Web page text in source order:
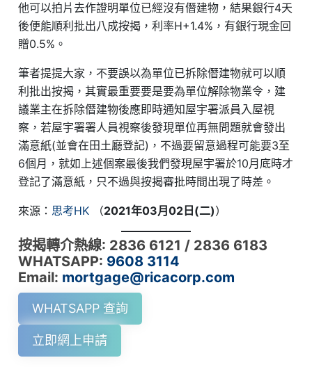
他可以拍片去作證明單位已經沒有僭建物，結果銀行4天
後便能順利批出八成按揭，利率H+1.4%，有銀行現金回
贈0.5%。
筆者提提大家，不要誤以為單位已拆除僭建物就可以順
利批出按揭，其實最重要要是要為單位解除物業令，建
議業主在拆除僭建物後應即時通知屋宇署派員入屋視
察，若屋宇署署人員視察後發現單位再無問題就會發出
滿意紙(並會在田土廳登記)，不過要留意過程可能要3至
6個月，就如上述個案最後我們發現屋宇署於10月底時才
登記了滿意紙，只不過與按揭審批時間出現了時差。
來源： 思考HK （2021年03月02日(二)）
按揭轉介熱線: 2836 6121 / 2836 6183
WHATSAPP: 9608 3114
Email: mortgage@ricacorp.com
WHATSAPP 查詢
立即網上申請